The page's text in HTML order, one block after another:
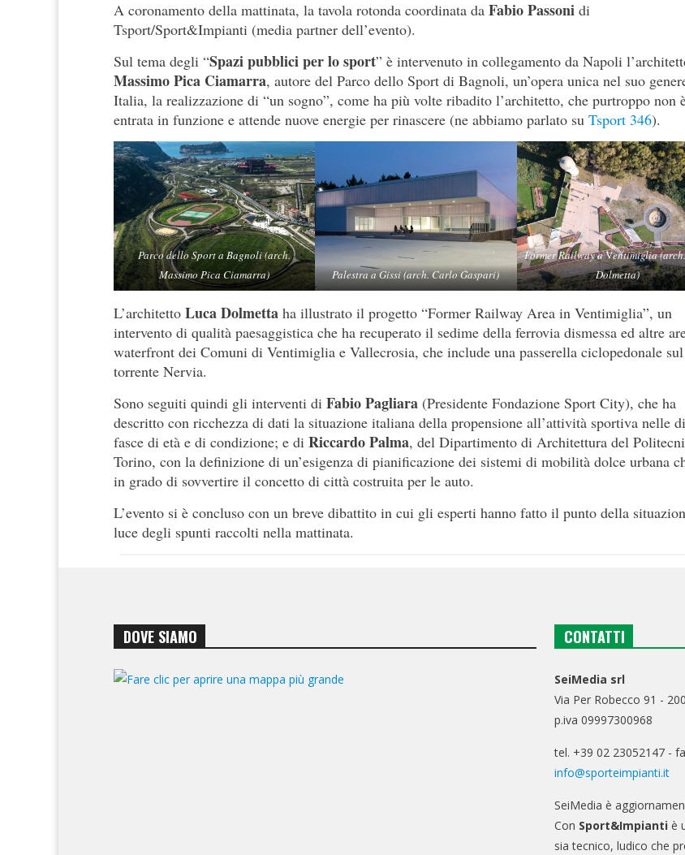
A coronamento della mattinata, la tavola rotonda coordinata da Fabio Passoni di
Tsport/Sport&Impianti (media partner dell’evento).
Sul tema degli “Spazi pubblici per lo sport” è intervenuto in collegamento da Napoli
Massimo Pica Ciamarra, autore del Parco dello Sport di Bagnoli, un’opera unica nel suo
Italia, la realizzazione di “un sogno”, come ha più volte ribadito l’architetto, che purtroppo non
entrata in funzione e attende nuove energie per rinascere (ne abbiamo parlato su Tsport 346).
Parco dello Sport a Bagnoli (arch.
Massimo Pica Ciamarra)
Palestra a Gissi (arch. Carlo Gaspari)
Former Railway aVentimiglia
Dolmetta)
L’architetto Luca Dolmetta ha illustrato il progetto “Former Railway Area in Ventimiglia”, un
intervento di qualità paesaggistica che ha recuperato il sedime della ferrovia dismessa ed altre
waterfront dei Comuni di Ventimiglia e Vallecrosia, che include una passerella ciclopedonale sul
torrente Nervia.
Sono seguiti quindi gli interventi di Fabio Pagliara (Presidente Fondazione Sport City), che ha
descritto con ricchezza di dati la situazione italiana della propensione all’attività sportiva nelle
fasce di età e di condizione; e di Riccardo Palma, del Dipartimento di Architettura del
Torino, con la definizione di un’esigenza di pianificazione dei sistemi di mobilità dolce urbana
in grado di sovvertire il concetto di città costruita per le auto.
L’evento si è concluso con un breve dibattito in cui gli esperti hanno fatto il punto della
luce degli spunti raccolti nella mattinata.
DOVE SIAMO CONTATTI
SeiMedia srl
Via Per Robecco 91 -
p.iva 09997300968
tel. +39 02 23052147 -
info@sporteimpianti.it
SeiMedia è
Con Sport&Impianti è
sia tecnico, ludico che